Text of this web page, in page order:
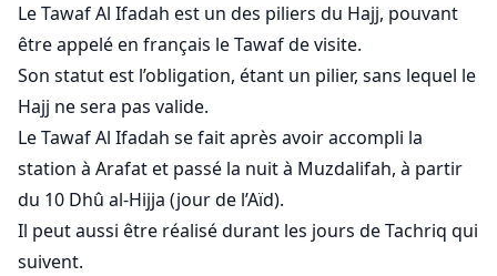
Le Tawaf Al Ifadah est un des piliers du Hajj, pouvant
être appelé en français le Tawaf de visite.
Son statut est l’obligation, étant un pilier, sans lequel le
Hajj ne sera pas valide.
Le Tawaf Al Ifadah se fait après avoir accompli la
station à Arafat et passé la nuit à Muzdalifah, à partir
du 10 Dhû al-Hijja (jour de l’Aïd).
Il peut aussi être réalisé durant les jours de Tachriq qui
suivent.